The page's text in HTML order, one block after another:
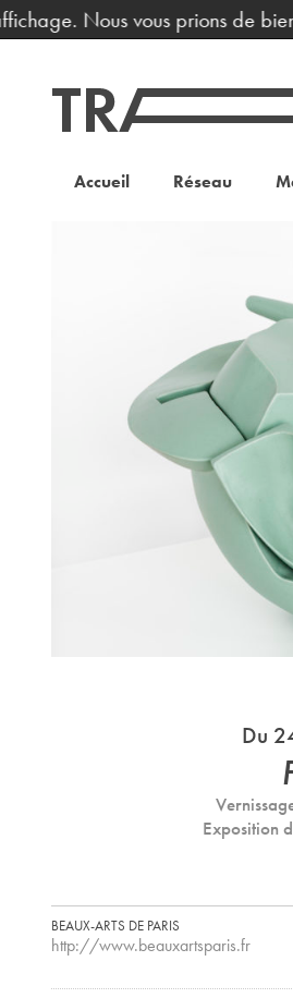
Nous vous prions de bien
Accueil Réseau
Du
Exposition
BEAUX-ARTS DE PARIS
http://www.beauxartsparis.fr